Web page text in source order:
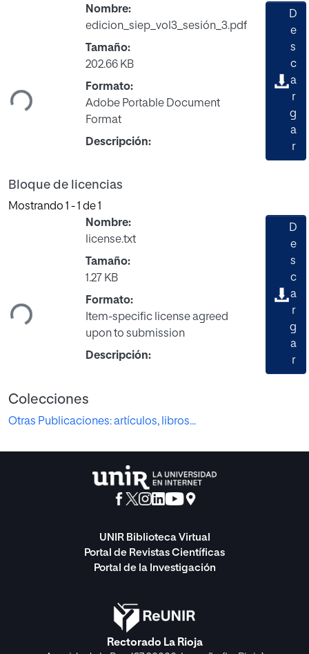
Nombre:
edicion_siep_vol3_sesión_3.pdf
Tamaño:
202.66 KB
Formato:
Adobe Portable Document
Format
Descripción:
D
e
s
c
a
r
g
a
r
Bloque de licencias
Mostrando 1 - 1 de 1
Nombre:
license.txt
Tamaño:
1.27 KB
Formato:
Item-specific license agreed
upon to submission
Descripción:
D
e
s
c
a
r
g
a
r
Colecciones
Otras Publicaciones: artículos, libros...
UNIR Biblioteca Virtual
Portal de Revistas Científicas
Portal de la Investigación
Rectorado La Rioja